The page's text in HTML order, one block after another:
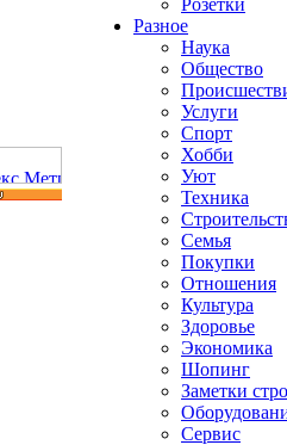
Розетки
Разное
Наука
Общество
Услуги
Спорт
Хобби
Уют
Техника
Семья
Покупки
Отношения
Культура
Здоровье
Экономика
Шопинг
Заметки
Сервис